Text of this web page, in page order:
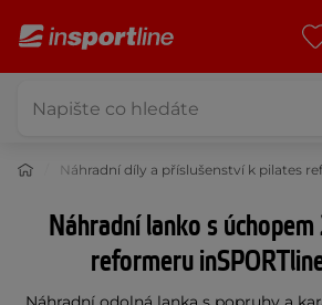
Náhradní díly a příslušenství k pilates
Náhradní lanko s
reformeru